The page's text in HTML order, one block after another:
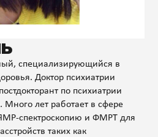
специализирующийся в
Доктор психиатрии
по психиатрии
Много лет работает в сфере
спектроскопию и ФМРТ для
таких как